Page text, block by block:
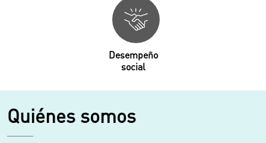
Desempeño
social
Quiénes somos